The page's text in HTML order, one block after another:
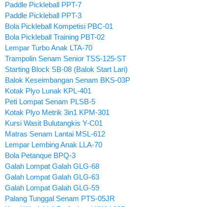
Paddle Pickleball PPT-7
Paddle Pickleball PPT-3
Bola Pickleball Kompetisi PBC-01
Bola Pickleball Training PBT-02
Lempar Turbo Anak LTA-70
Trampolin Senam Senior TSS-125-ST
Starting Block SB-08 (Balok Start Lari)
Balok Keseimbangan Senam BKS-03P
Kotak Plyo Lunak KPL-401
Peti Lompat Senam PLSB-5
Kotak Plyo Metrik 3in1 KPM-301
Kursi Wasit Bulutangkis Y-C01
Matras Senam Lantai MSL-612
Lempar Lembing Anak LLA-70
Bola Petanque BPQ-3
Galah Lompat Galah GLG-68
Galah Lompat Galah GLG-63
Galah Lompat Galah GLG-59
Palang Tunggal Senam PTS-05JR